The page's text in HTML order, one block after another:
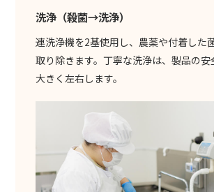
洗浄（殺菌→洗浄）
連洗浄機を2基使用し、農薬や付着した
取り除きます。丁寧な洗浄は、製品の安
大きく左右します。